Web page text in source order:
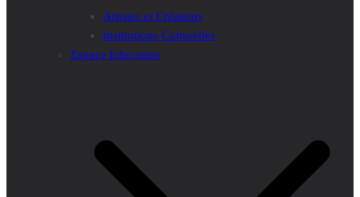
Artistes et Créateurs
Institutions Culturelles
Espace Education